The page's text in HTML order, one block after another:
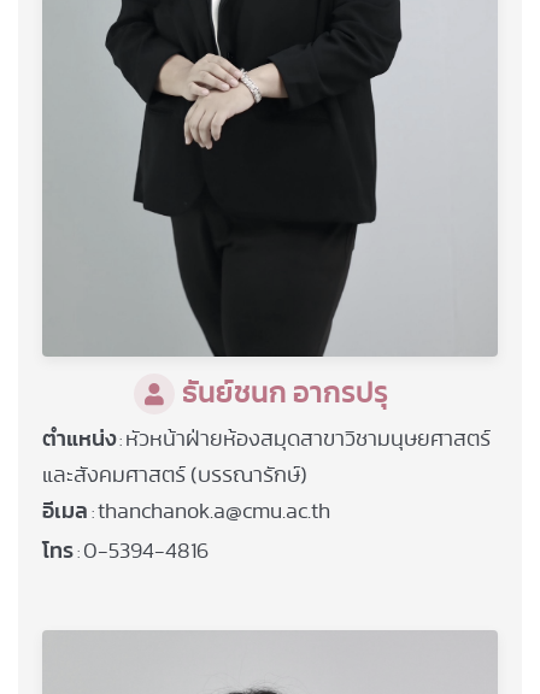
ธันย์ชนก อากรปรุ
ตำแหน่ง: หัวหน้าฝ่ายห้องสมุดสาขาวิชามนุษยศาสตร์
และสังคมศาสตร์ (บรรณารักษ์)
อีเมล : thanchanok.a@cmu.ac.th
โทร : 0-5394-4816